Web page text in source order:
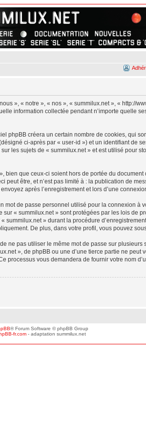
», « notre », « nos », « summilux.net », « http://
information collectée pendant n’importe quelle
créera un certain nombre de cookies, qui
ci-après par « user-id ») et un identifiant de
les sujets de « summilux.net » et est utilisé pour
que ceux-ci soient hors de portée du
être, et n’est pas limité à : la publication de
après l’enregistrement et lors d’une
de passe personnel utilisé pour la connexion à
« summilux.net » sont protégées par les lois de
» durant la procédure
De plus, dans votre profil, vous pouvez
pas utiliser le même mot de passe sur plusieurs
», de phpBB ou une d’une tierce partie ne
vous demandera de fournir votre nom
® Forum Software © phpBB Group
fr.com - adaptation summilux.net